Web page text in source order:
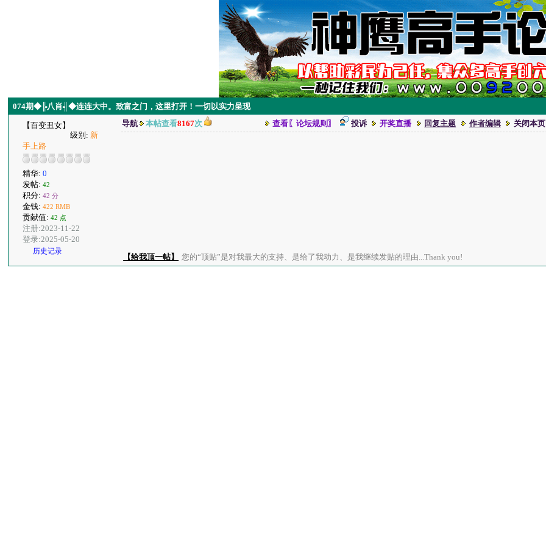
074期◆╠八肖╣◆连连大中。致富之门，这里打开！一切以实力呈现
【百变丑女】
级别: 新
手上路
精华:0
发帖:42
积分:42 分
金钱:422 RMB
贡献值:42 点
注册:2023-11-22
登录:2025-05-20
历史记录
导航 本帖查看8167次 查看〖论坛规则〗 投诉 开奖直播 回复主题 作者编辑 关闭本页
【给我顶一帖】 您的“顶贴”是对我最大的支持、是给了我动力、是我继续发贴的理由...Thank you!